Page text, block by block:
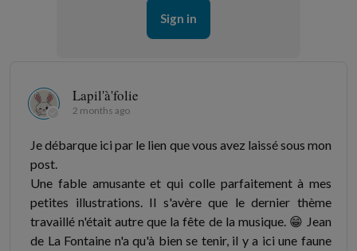
Sign in
Lapil'à'folie
2 months ago
Je débarque ici par le lien que vous avez laissé sous mon
post.
Une fable amusante et qui colle parfaitement à mes
petites illustrations. Il s'avère que le dernier thème
travaillé n'était autre que la fête de la musique. 😁 Jean
de La Fontaine n'a qu'à bien se tenir, il y a ici une faune